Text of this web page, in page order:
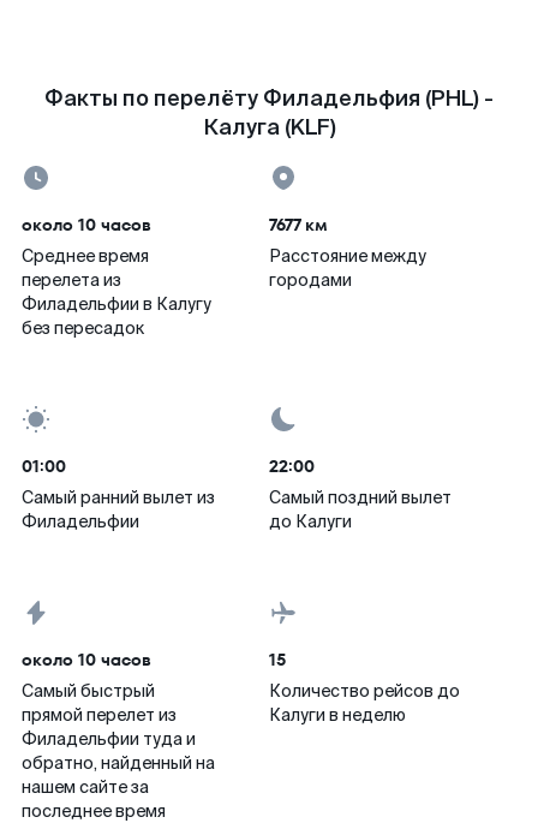
Факты по перелёту Филадельфия (PHL) -
Калуга (KLF)
около 10 часов
Среднее время
перелета из
Филадельфии в Калугу
без пересадок
7677 км
Расстояние между
городами
01:00
Самый ранний вылет из
Филадельфии
22:00
Самый поздний вылет
до Калуги
около 10 часов
Самый быстрый
прямой перелет из
Филадельфии туда и
обратно, найденный на
нашем сайте за
последнее время
15
Количество рейсов до
Калуги в неделю